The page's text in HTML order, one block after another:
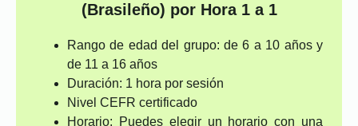
(Brasileño) por Hora 1 a 1
Rango de edad del grupo: de 6 a 10 años y
de 11 a 16 años
Duración: 1 hora por sesión
Nivel CEFR certificado
Horario: Puedes elegir un horario con una